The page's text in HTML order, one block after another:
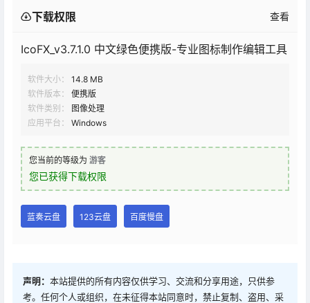
下载权限 查看
IcoFX_v3.7.1.0 中文绿色便携版-专业图标制作编辑工具
软件大小：
14.8 MB
软件版本：
便携版
软件类别：
图像处理
应用平台：
Windows
您当前的等级为 游客
您已获得下载权限
蓝奏云盘 123云盘 百度慢盘
声明： 本站提供的所有内容仅供学习、交流和分享用途，只供参
考。任何个人或组织，在未征得本站同意时，禁止复制、盗用、采